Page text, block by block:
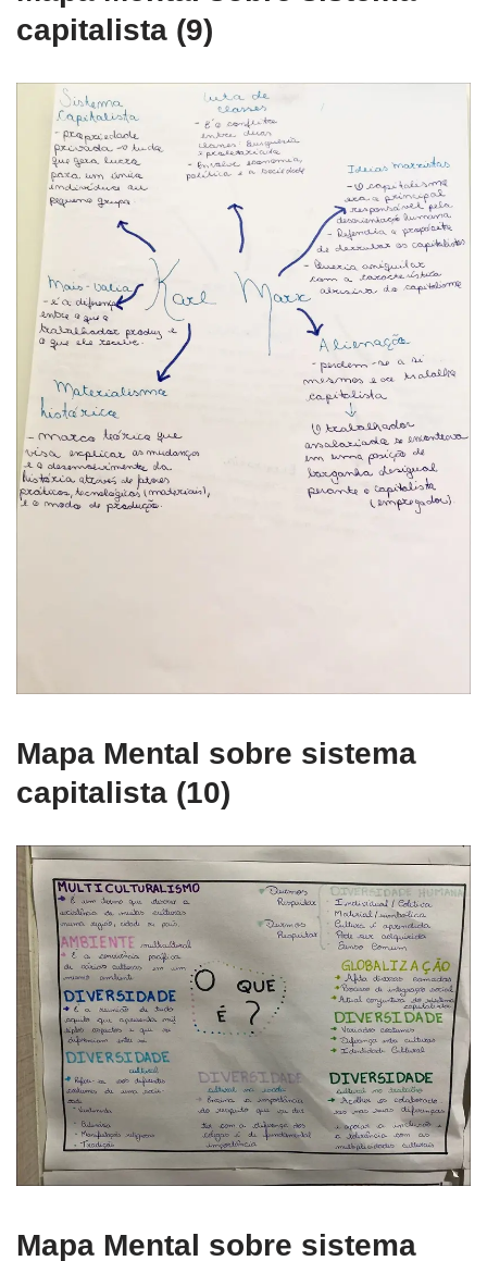
capitalista (9)
Mapa Mental sobre sistema
capitalista (10)
Mapa Mental sobre sistema